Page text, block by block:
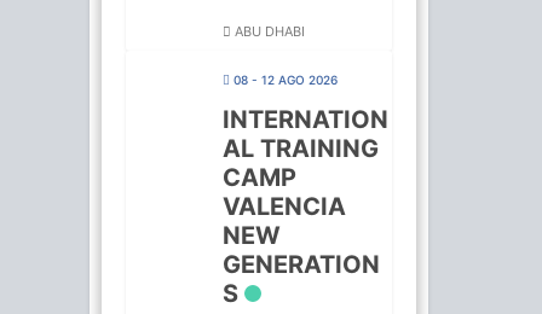
ABU DHABI
08 - 12 AGO 2026
INTERNATION
AL TRAINING
CAMP
VALENCIA
NEW
GENERATION
S